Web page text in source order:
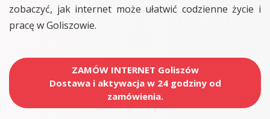
zobaczyć, jak internet może ułatwić codzienne życie i
pracę w Goliszowie.
ZAMÓW INTERNET Goliszów
Dostawa i aktywacja w 24 godziny od
zamówienia.